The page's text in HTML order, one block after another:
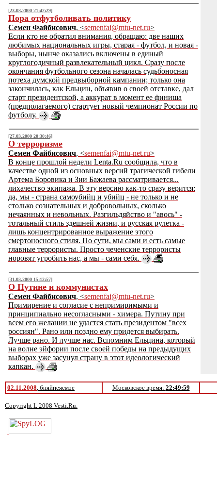
[23.03.2000 21:42:29]
Пора отфутболивать политику
Семен Файбисович, <semenfai@mtu-net.ru>
Если кто не обратил внимания, обращаю: две наших
любимых национальных игры, старая - футбол, и новая -
выборы, нынче оказались включены в единый
круглогодичный развлекательный цикл. Сразу после
окончания футбольного сезона началась судьбоносная
потеха думской предвыборной кампании; только она
закончилась, как Ельцин, объявив о своей отставке, дал
старт президентской, а аккурат в момент ее финиша
(предполагаемого) стартует новый чемпионат России по
футболу.
[27.03.2000 20:30:46]
О терроризме
Семен Файбисович, <semenfai@mtu-net.ru>
В конце прошлой недели Lenta.Ru сообщила, что в
качестве одной из основных версий трагической гибели
Артема Боровика и Зии Бажаева рассматривается...
лихачество экипажа. В эту версию как-то сразу верится:
да, мы - страна самоубийц и убийц - не только и не
столько сознательных и добровольных, сколько
нечаянных и невольных. Разгильдяйство и "авось" -
тотальный стиль здешней жизни, и русская рулетка -
лишь концентрированное выражение этого
смертоносного стиля. По сути, мы сами и есть самые
главные террористы. Просто чеченские террористы
норовят угробить нас, а мы - сами себя.
[31.03.2000 15:12:57]
О Путине и коммунистах
Семен Файбисович, <semenfai@mtu-net.ru>
Примирение и согласие с непримиримыми и
принципиально несогласными - химера. Путину при
всем его желании не удастся стать президентом "всех
россиян". Рано или поздно ему придется выбирать.
Лучше рано. И лучше нас. Вспомним Ельцина, который
на волне эйфории после своей победы на предыдущих
выборах уже засунул страну в этот идеологический
капкан.
02.11.2008, бняйпеяемэе Московское время: 22:49:59
Copyright L 2008 Vesti.Ru.